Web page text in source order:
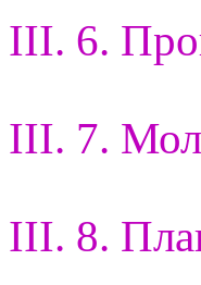
III. 6.
III. 7.
III. 8.